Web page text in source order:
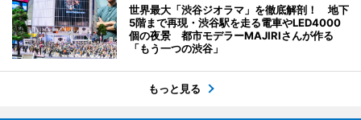
世界最大「渋谷ジオラマ」を徹底解剖！ 地下
5階まで再現・渋谷駅を走る電車やLED4000
個の夜景 都市モデラーMAJIRIさんが作る
「もう一つの渋谷」
もっと見る